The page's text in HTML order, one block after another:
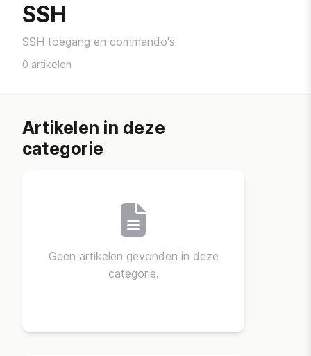
SSH
SSH toegang en commando's
0 artikelen
Artikelen in deze
categorie
Geen artikelen gevonden in deze
categorie.